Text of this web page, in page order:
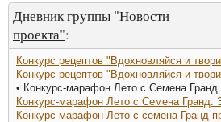
Дневник группы "Новости
проекта":
Конкурс рецептов "Вдохновляйся и
Конкурс рецептов "Вдохновляйся и
• Конкурс-марафон Лето с Семена
Конкурс-марафон Лето с Семена Гранд.
Конкурс-марафон Лето с семена Гранд